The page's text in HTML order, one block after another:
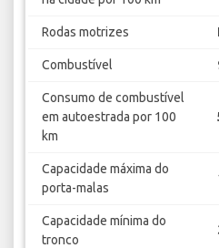
Rodas motrizes
Combustível
Consumo de combustível
em autoestrada por 100
km
Capacidade máxima do
porta-malas
Capacidade mínima do
tronco